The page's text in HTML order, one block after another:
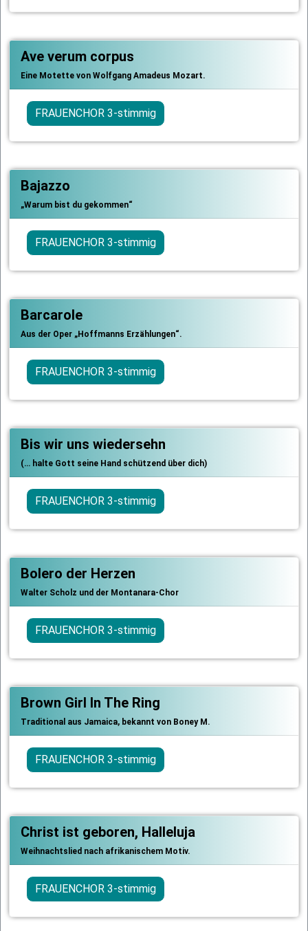
Ave verum corpus
Eine Motette von Wolfgang Amadeus Mozart.
FRAUENCHOR 3-stimmig
Bajazzo
„Warum bist du gekommen“
FRAUENCHOR 3-stimmig
Barcarole
Aus der Oper „Hoffmanns Erzählungen“.
FRAUENCHOR 3-stimmig
Bis wir uns wiedersehn
(… halte Gott seine Hand schützend über dich)
FRAUENCHOR 3-stimmig
Bolero der Herzen
Walter Scholz und der Montanara-Chor
FRAUENCHOR 3-stimmig
Brown Girl In The Ring
Traditional aus Jamaica, bekannt von Boney M.
FRAUENCHOR 3-stimmig
Christ ist geboren, Halleluja
Weihnachtslied nach afrikanischem Motiv.
FRAUENCHOR 3-stimmig